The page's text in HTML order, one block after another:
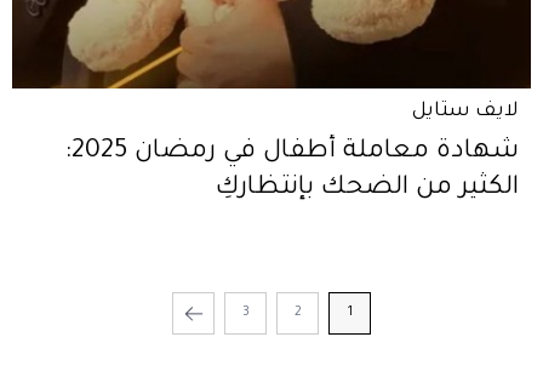
لايف ستايل
شهادة معاملة أطفال في رمضان 2025:
الكثير من الضحك بإنتظاركِ
1
2
3